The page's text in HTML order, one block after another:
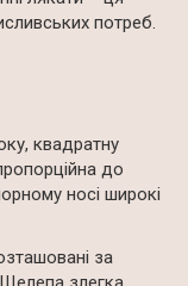
потреб.
квадратну
до
носі широкі
за